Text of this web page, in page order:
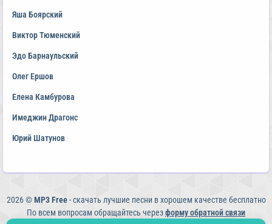
Яша Боярский
Виктор Тюменский
Эдо Барнаульский
Олег Ершов
Елена Камбурова
Имеджин Драгонс
Юрий Шатунов
2026 ©MP3 Free- скачать лучшие песни в хорошем качестве бесплатно
По всем вопросам обращайтесь черезформу обратной связи